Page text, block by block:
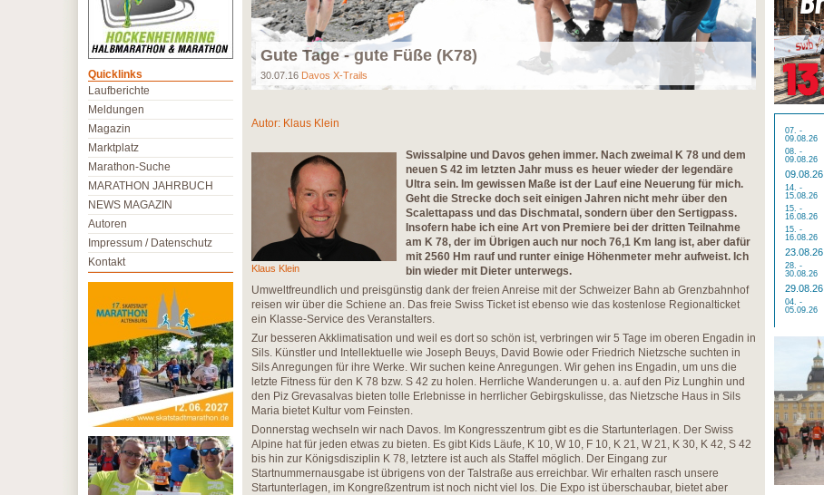
Gute Tage - gute Füße (K78)
30.07.16 Davos X-Trails
Autor: Klaus Klein
Klaus Klein
Swissalpine und Davos gehen immer. Nach zweimal K 78 und dem
neuen S 42 im letzten Jahr muss es heuer wieder der legendäre
Ultra sein. Im gewissen Maße ist der Lauf eine Neuerung für mich.
Geht die Strecke doch seit einigen Jahren nicht mehr über den
Scalettapass und das Dischmatal, sondern über den Sertigpass.
Insofern habe ich eine Art von Premiere bei der dritten Teilnahme
am K 78, der im Übrigen auch nur noch 76,1 Km lang ist, aber dafür
mit 2560 Hm rauf und runter einige Höhenmeter mehr aufweist. Ich
bin wieder mit Dieter unterwegs.
Umweltfreundlich und preisgünstig dank der freien Anreise mit der Schweizer Bahn ab Grenzbahnhof
reisen wir über die Schiene an. Das freie Swiss Ticket ist ebenso wie das kostenlose Regionalticket
ein Klasse-Service des Veranstalters.
Zur besseren Akklimatisation und weil es dort so schön ist, verbringen wir 5 Tage im oberen Engadin in
Sils. Künstler und Intellektuelle wie Joseph Beuys, David Bowie oder Friedrich Nietzsche suchten in
Sils Anregungen für ihre Werke. Wir suchen keine Anregungen. Wir gehen ins Engadin, um uns die
letzte Fitness für den K 78 bzw. S 42 zu holen. Herrliche Wanderungen u. a. auf den Piz Lunghin und
den Piz Grevasalvas bieten tolle Erlebnisse in herrlicher Gebirgskulisse, das Nietzsche Haus in Sils
Maria bietet Kultur vom Feinsten.
Donnerstag wechseln wir nach Davos. Im Kongresszentrum gibt es die Startunterlagen. Der Swiss
Alpine hat für jeden etwas zu bieten. Es gibt Kids Läufe, K 10, W 10, F 10, K 21, W 21, K 30, K 42, S 42
bis hin zur Königsdisziplin K 78, letztere ist auch als Staffel möglich. Der Eingang zur
Startnummernausgabe ist übrigens von der Talstraße aus erreichbar. Wir erhalten rasch unsere
Startunterlagen, im Kongreßzentrum ist noch nicht viel los. Die Expo ist überschaubar, bietet aber
07. -
09.08.26
08. -
09.08.26
09.08.26
14. -
15.08.26
15. -
16.08.26
15. -
16.08.26
23.08.26
28. -
30.08.26
29.08.26
04. -
05.09.26
Quicklinks
Laufberichte
Meldungen
Magazin
Marktplatz
Marathon-Suche
MARATHON JAHRBUCH
NEWS MAGAZIN
Autoren
Impressum / Datenschutz
Kontakt